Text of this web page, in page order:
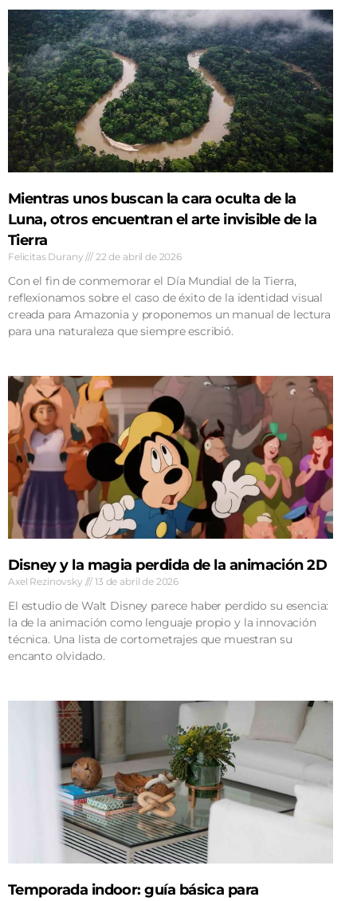
Mientras unos buscan la cara oculta de la
Luna, otros encuentran el arte invisible de la
Tierra
Felicitas Durany 22 de abril de 2026
Con el fin de conmemorar el Día Mundial de la Tierra,
reflexionamos sobre el caso de éxito de la identidad visual
creada para Amazonia y proponemos un manual de lectura
para una naturaleza que siempre escribió.
Disney y la magia perdida de la animación 2D
Axel Rezinovsky 13 de abril de 2026
El estudio de Walt Disney parece haber perdido su esencia:
la de la animación como lenguaje propio y la innovación
técnica. Una lista de cortometrajes que muestran su
encanto olvidado.
Temporada indoor: guía básica para